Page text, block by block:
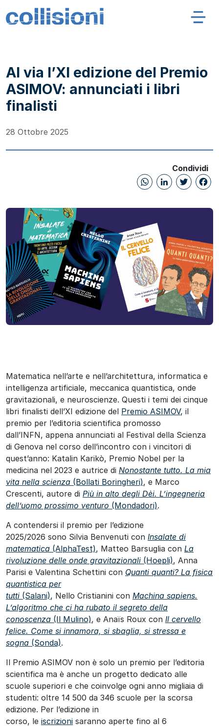
Salta al contenuto
Navigazione principale
Al via l’XI edizione del Premio
ASIMOV: annunciati i libri
finalisti
28 Ottobre 2025
Condividi
Matematica nell’arte e nell’architettura, informatica e
intelligenza artificiale, meccanica quantistica, onde
gravitazionali, e neuroscienze. Questi i temi dei cinque
libri finalisti dell’XI edizione del Premio ASIMOV, il
premio per l’editoria scientifica promosso
dall’INFN, appena annunciati al Festival della Scienza
di Genova nel corso dell’incontro con i vincitori di
quest’anno: Katalin Karikò, Premio Nobel per la
medicina nel 2023 e autrice di Nonostante tutto. La mia
vita nella scienza (Bollati Boringheri), e Marco
Crescenti, autore di Più in alto degli Dèi. L’ingegneria
dell’uomo prossimo venturo (Mondadori).
A contendersi il premio per l’edizione
2025/2026 sono Silvia Benvenuti con Insalate di
matematica (AlphaTest), Matteo Barsuglia con La
rivoluzione delle onde gravitazionali (Hoepli), Anna
Parisi e Valentina Schettini con Quanti quanti? La fisica
quantistica per
tutti (Salani), Nello Cristianini con Machina sapiens.
L’algoritmo che ci ha rubato il segreto della
conoscenza (Il Mulino), e Anaïs Roux con Il cervello
felice. Come si innamora, si sbaglia, si stressa e
sogna (Sonda).
Il Premio ASIMOV non è solo un premio per l’editoria
scientifica ma è anche un progetto dedicato alle
scuole superiori e che coinvolge ogni anno migliaia di
studenti: oltre 14 500 da 346 scuole per la scorsa
edizione. Per l’edizione in
corso, le iscrizioni saranno aperte fino al 6